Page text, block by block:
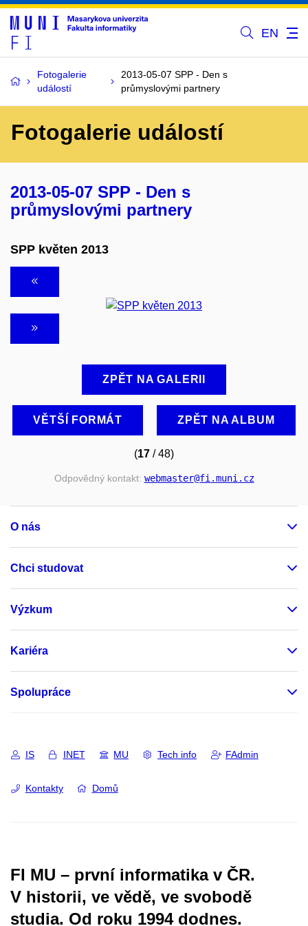
EN
Fotogalerie
událostí
2013-05-07 SPP - Den s
průmyslovými partnery
Fotogalerie událostí
2013-05-07 SPP - Den s
průmyslovými partnery
SPP květen 2013
ZPĚT NA GALERII
VĚTŠÍ FORMÁT ZPĚT NA ALBUM
(17 / 48)
Odpovědný kontakt: webmaster@fi.muni.cz
O nás
Chci studovat
Výzkum
Kariéra
Spolupráce
IS INET MU Tech info FAdmin
Kontakty Domů
FI MU – první informatika v ČR.
V historii, ve vědě, ve svobodě
studia. Od roku 1994 dodnes.